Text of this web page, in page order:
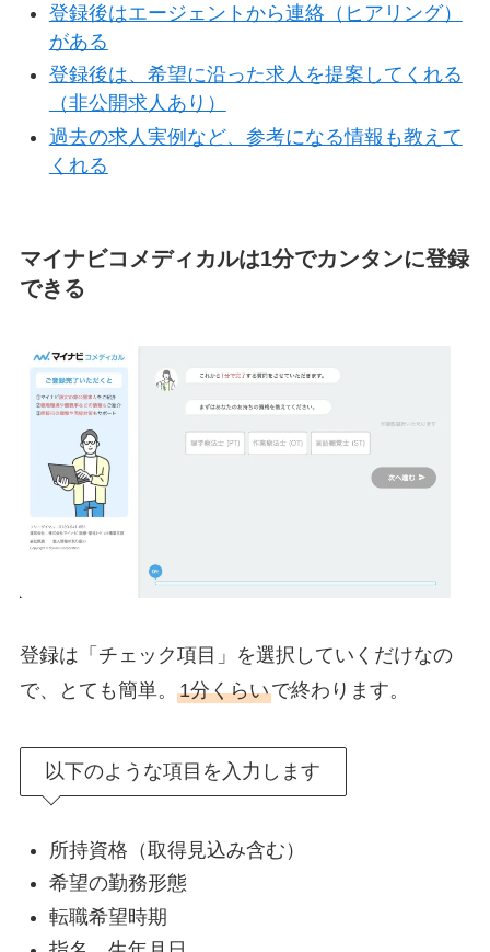
登録後はエージェントから連絡（ヒアリング）
がある
登録後は、希望に沿った求人を提案してくれる
（非公開求人あり）
過去の求人実例など、参考になる情報も教えて
くれる
マイナビコメディカルは1分でカンタンに登録
できる
登録は「チェック項目」を選択していくだけなの
で、とても簡単。 1分くらいで終わります。
以下のような項目を入力します
所持資格（取得見込み含む）
希望の勤務形態
転職希望時期